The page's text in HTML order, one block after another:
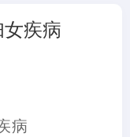
疾病
病